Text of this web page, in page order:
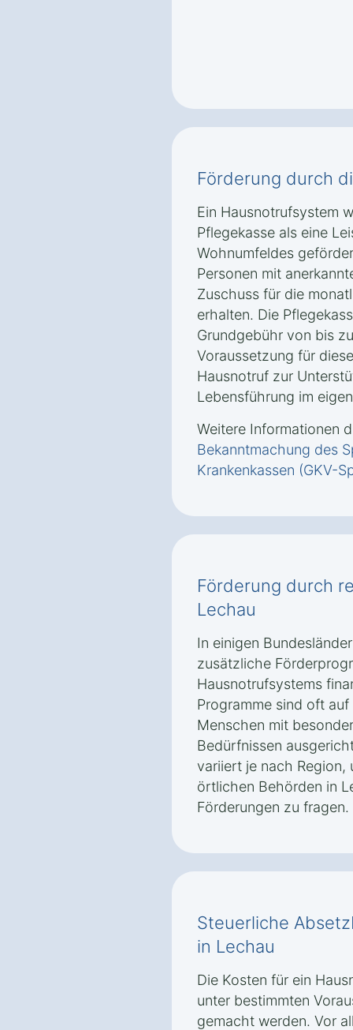
Förderung durch
Ein Hausnotrufsystem
Pflegekasse als eine
Wohnumfeldes
Personen mit
Zuschuss für die
erhalten. Die
Grundgebühr von bis
Voraussetzung für
Hausnotruf zur
Lebensführung im
Weitere Informationen
Bekanntmachung des
Krankenkassen (GKV-
Förderung durch
Lechau
In einigen
zusätzliche
Hausnotrufsystems
Programme sind oft
Menschen mit
Bedürfnissen
variiert je nach
örtlichen Behörden in
Förderungen zu fragen.
Steuerliche
in Lechau
Die Kosten für ein
unter bestimmten
gemacht werden. Vor